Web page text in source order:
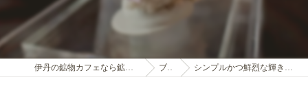
伊丹の鉱物カフェなら鉱物＆カフェMineral Muru ブログ シンプルかつ鮮烈な輝き、ツァボライトリング